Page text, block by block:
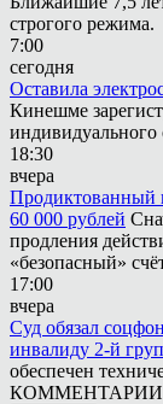
строгого режима.
7:00
сегодня
Оставила
Кинешме
индивидуального
18:30
вчера
Продиктованный
60 000 рублей
продления
«безопасный»
17:00
вчера
Суд обязал
инвалиду 2-й
обеспечен
КОММЕНТАРИИ